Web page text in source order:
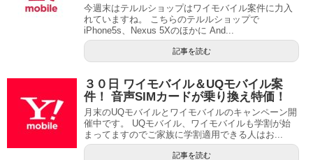
今週末はテルルショップはワイモバイル案件に力入
れていますね。 こちらのテルルショップで
iPhone5s、Nexus 5Xのほかに And...
記事を読む
３０日 ワイモバイル＆UQモバイル案
件！ 音声SIMカードが乗り換え特価！
月末のUQモバイルとワイモバイルのキャンペーン開
催中です。 UQモバイル、ワイモバイルも学割が始
まってますのでご家族に学割適用できる人はお...
記事を読む